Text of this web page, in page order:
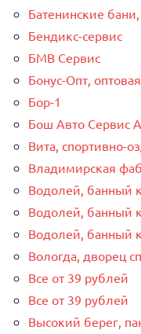
Батенинские
Бендикс-сервис
БМВ Сервис
Бонус-Опт,
Бор-1
Бош Авто Сервис
Вита, спортивно-
Владимирская
Водолей, банный
Водолей, банный
Водолей, банный
Вологда, дворец
Все от 39 рублей
Все от 39 рублей
Высокий берег,